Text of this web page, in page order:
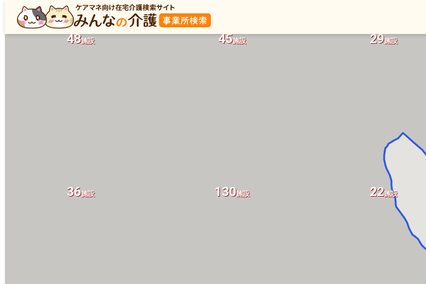
36施設 130施設 22施設
48施設 45施設 29施設